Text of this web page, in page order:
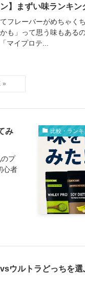
】まずい味ランキン
フレーバーがめちゃく
も」って思う味もある
マイプロテ...
比較・ラン
み
プ
心者
ウルトラどっちを